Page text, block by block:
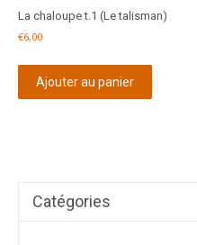
La chaloupe t.1 (Le talisman)
€6,00
Ajouter au panier
Catégories